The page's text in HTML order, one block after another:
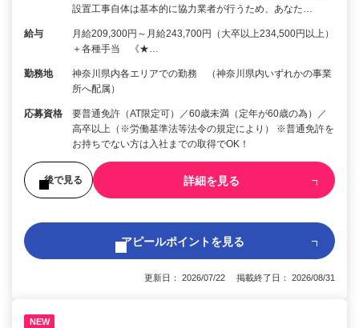
設置工事自体は基本的に協力業者が行うため、あなた…
給与
月給209,300円～月給243,700円（大卒以上234,500円以上）
＋各種手当 《★…
勤務地
神奈川県内各エリアでの勤務 （神奈川県内いずれかの事業
所へ配属）
応募資格
要普通免許（AT限定可）／60歳未満（定年が60歳の為）／
高卒以上（※労働基準法等法令の規定により） ※普通免許を
お持ちでない方は入社までの取得でOK！
後で見る 詳細を見る
アピールポイントを見る
更新日： 2026/07/22 掲載終了日： 2026/08/31
NEW